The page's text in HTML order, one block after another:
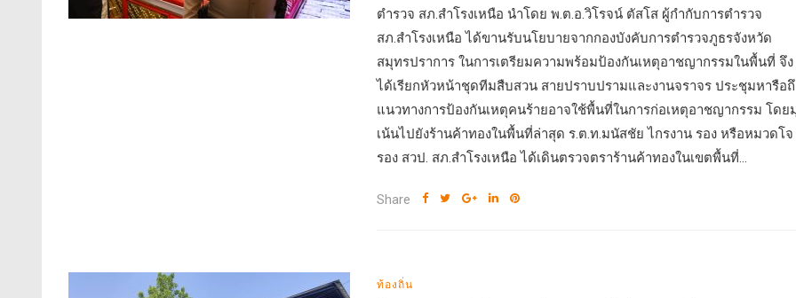
ตำรวจ สภ.สำโรงเหนือ นำโดย พ.ต.อ.วิโรจน์ ตัสโส ผู้กำกับการตำรวจ
สภ.สำโรงเหนือ ได้ขานรับนโยบายจากกองบังคับการตำรวจภูธรจังหวัด
สมุทรปราการ ในการเตรียมความพร้อมป้องกันเหตุอาชญากรรมในพื้นที่ จึง
ได้เรียกหัวหน้าชุดทีมสืบสวน สายปราบปรามและงานจราจร ประชุมหารือถึ
แนวทางการป้องกันเหตุคนร้ายอาจใช้พื้นที่ในการก่อเหตุอาชญากรรม โดย
เน้นไปยังร้านค้าทองในพื้นที่ล่าสุด ร.ต.ท.มนัสชัย ไกรงาน รอง หรือหมวดโจ
รอง สวป. สภ.สำโรงเหนือ ได้เดินตรวจตราร้านค้าทองในเขตพื้นที่...
Share
ท้องถิ่น